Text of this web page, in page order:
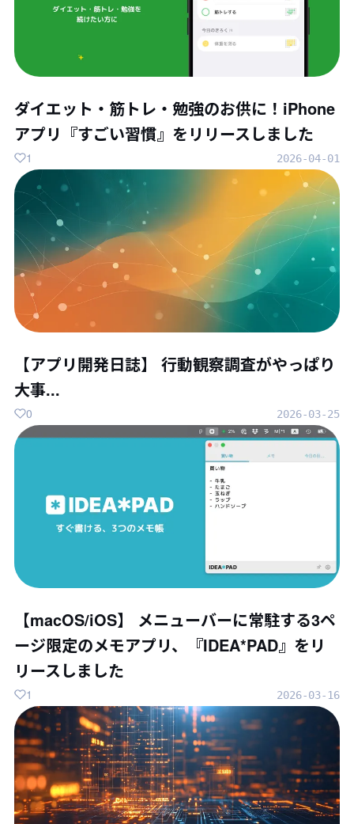
ダイエット・筋トレ・勉強のお供に！iPhone
アプリ『すごい習慣』をリリースしました
2026-04-01
1
【アプリ開発日誌】 行動観察調査がやっぱり
大事...
2026-03-25
0
【macOS/iOS】 メニューバーに常駐する3ペ
ージ限定のメモアプリ、『IDEA*PAD』をリ
リースしました
2026-03-16
1